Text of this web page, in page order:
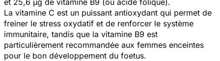
La vitamine C est un puissant antioxydant qui permet de
freiner le stress oxydatif et de renforcer le système
immunitaire, tandis que la vitamine B9 est
particulièrement recommandée aux femmes enceintes
pour le bon développement du foetus.